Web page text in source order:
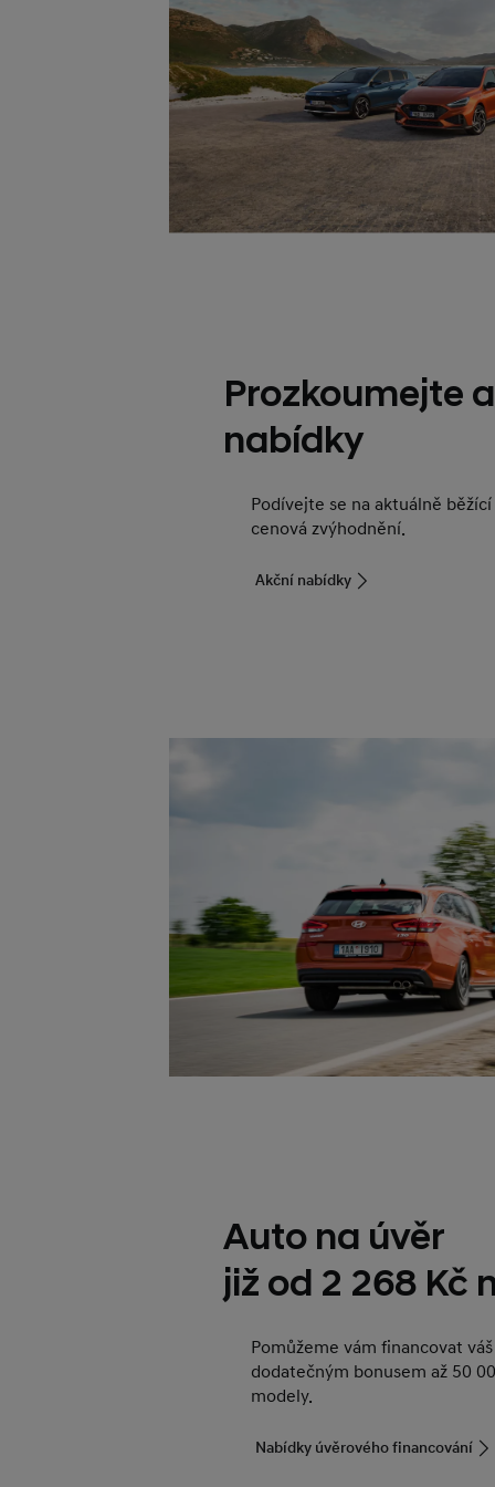
Prozkoumejte
nabídky
Podívejte se na aktuálně
cenová zvýhodnění.
Akční nabídky
Auto na úvěr
již od 2 268 Kč
Pomůžeme vám financovat
dodatečným bonusem až 50
modely.
Nabídky úvěrového financování